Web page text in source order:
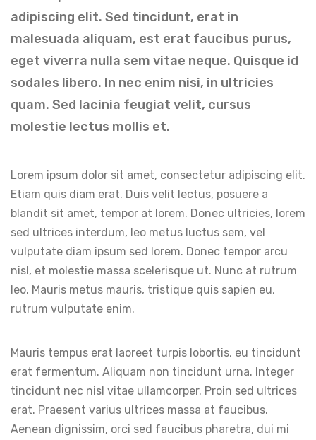
adipiscing elit. Sed tincidunt, erat in
malesuada aliquam, est erat faucibus purus,
eget viverra nulla sem vitae neque. Quisque id
sodales libero. In nec enim nisi, in ultricies
quam. Sed lacinia feugiat velit, cursus
molestie lectus mollis et.
Lorem ipsum dolor sit amet, consectetur adipiscing elit.
Etiam quis diam erat. Duis velit lectus, posuere a
blandit sit amet, tempor at lorem. Donec ultricies, lorem
sed ultrices interdum, leo metus luctus sem, vel
vulputate diam ipsum sed lorem. Donec tempor arcu
nisl, et molestie massa scelerisque ut. Nunc at rutrum
leo. Mauris metus mauris, tristique quis sapien eu,
rutrum vulputate enim.
Mauris tempus erat laoreet turpis lobortis, eu tincidunt
erat fermentum. Aliquam non tincidunt urna. Integer
tincidunt nec nisl vitae ullamcorper. Proin sed ultrices
erat. Praesent varius ultrices massa at faucibus.
Aenean dignissim, orci sed faucibus pharetra, dui mi